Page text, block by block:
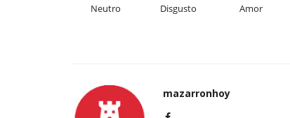
Neutro Disgusto Amor
mazarronhoy